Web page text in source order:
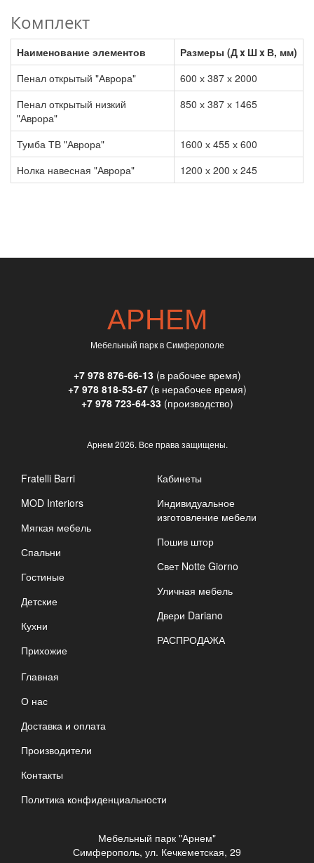
Комплект
Наименование элементов
Размеры (Д x Ш x В, мм)
Пенал открытый "Аврора"
600 х 387 х 2000
Пенал открытый низкий
"Аврора"
850 х 387 х 1465
Тумба ТВ "Аврора"
1600 х 455 х 600
Нолка навесная "Аврора"
1200 х 200 х 245
АРНЕМ
Мебельный парк в Симферополе
+7 978 876-66-13(в рабочее время)
+7 978 818-53-67(в нерабочее время)
+7 978 723-64-33(производство)
Арнем2026. Все права защищены.
Fratelli Barri
MOD Interiors
Мягкая мебель
Спальни
Гостиные
Детские
Кухни
Прихожие
Кабинеты
Индивидуальное
изготовление мебели
Пошив штор
Свет Notte Giorno
Уличная мебель
Двери Dariano
РАСПРОДАЖА
Главная
О нас
Доставка и оплата
Производители
Контакты
Политика конфиденциальности
Мебельный парк "Арнем"
Симферополь, ул. Кечкеметская, 29